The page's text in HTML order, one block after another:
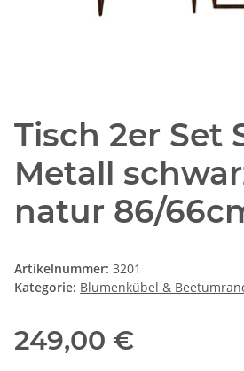
Tisch 2er Set
Metall
natur 86/
Artikelnummer: 3201
Kategorie: Blumenkübel &
249,00 €